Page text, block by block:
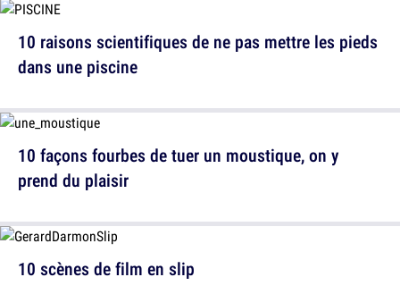
10 raisons scientifiques de ne pas mettre les pieds
dans une piscine
10 scènes de film en slip
10 façons fourbes de tuer un moustique, on y
prend du plaisir